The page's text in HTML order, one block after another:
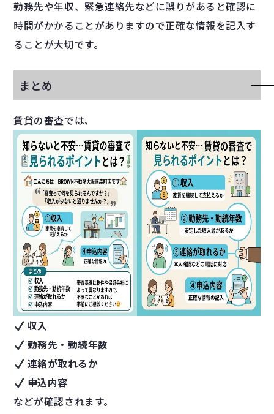
勤務先や年収、緊急連絡先などに誤りがあると確認に
時間がかかることがありますので正確な情報を記入す
ることが大切です。
まとめ
賃貸の審査では、
収入
勤務先・勤続年数
連絡が取れるか
申込内容
などが確認されます。